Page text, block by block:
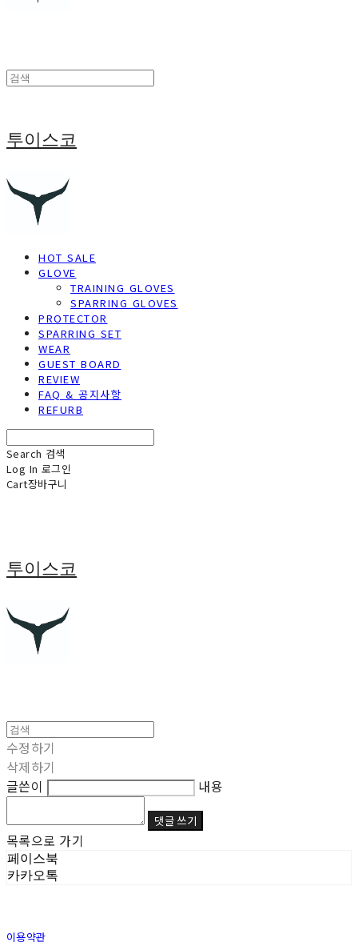
투이스코
HOT SALE
GLOVE
TRAINING GLOVES
SPARRING GLOVES
PROTECTOR
SPARRING SET
WEAR
GUEST BOARD
REVIEW
FAQ & 공지사항
REFURB
Search 검색
Log In 로그인
Cart장바구니
투이스코
수정하기
삭제하기
글쓴이
내용
댓글 쓰기
목록으로 가기
페이스북
카카오톡
이용약관